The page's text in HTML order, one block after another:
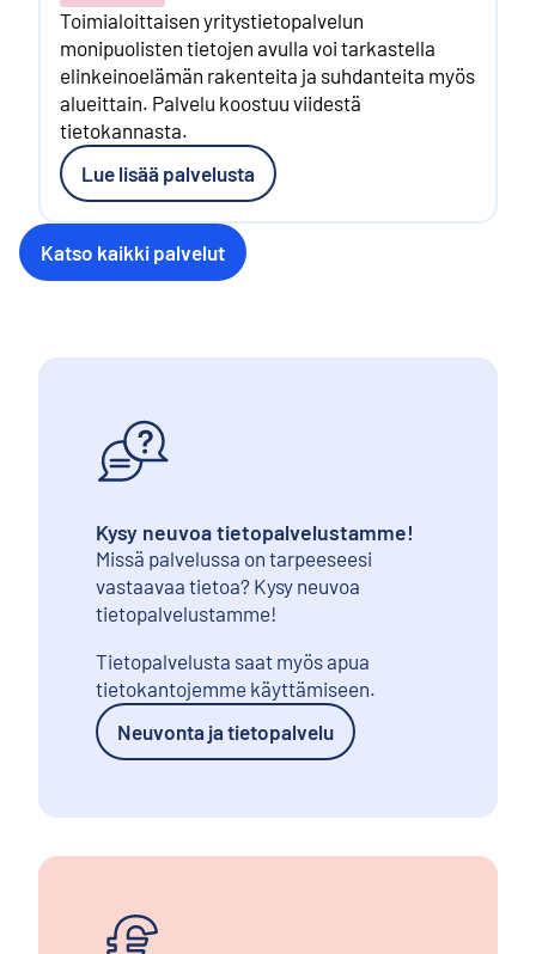
Toimialoittaisen yritystietopalvelun
monipuolisten tietojen avulla voi tarkastella
elinkeinoelämän rakenteita ja suhdanteita myös
alueittain. Palvelu koostuu viidestä
tietokannasta.
Lue lisää palvelusta
Katso kaikki palvelut
Kysy neuvoa tietopalvelustamme!
Missä palvelussa on tarpeeseesi
vastaavaa tietoa? Kysy neuvoa
tietopalvelustamme!
Tietopalvelusta saat myös apua
tietokantojemme käyttämiseen.
Neuvonta ja tietopalvelu